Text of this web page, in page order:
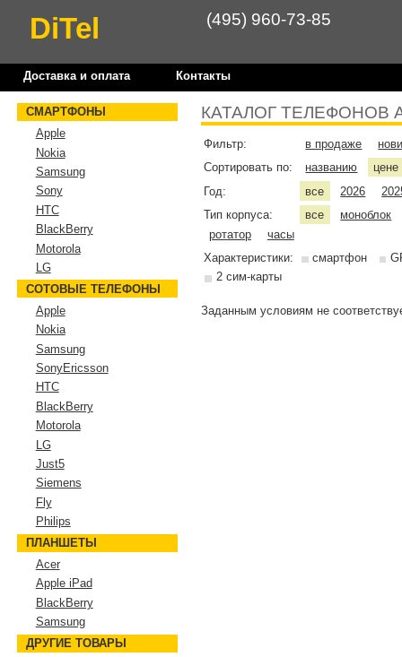
DiTel (495) 960-73-85
Доставка и оплата Контакты
КАТАЛОГ ТЕЛЕФОНОВ
Фильтр: в продаже
Сортировать по:
названию
цене
Год:
все 2026
Тип корпуса:
все
моноблок
ротатор
часы
Характеристики:
смартфон
2 сим-карты
Заданным условиям не
СМАРТФОНЫ
Apple
Nokia
Samsung
Sony
HTC
BlackBerry
Motorola
LG
СОТОВЫЕ ТЕЛЕФОНЫ
Apple
Nokia
Samsung
SonyEricsson
HTC
BlackBerry
Motorola
LG
Just5
Siemens
Fly
Philips
ПЛАНШЕТЫ
Acer
Apple iPad
BlackBerry
Samsung
ДРУГИЕ ТОВАРЫ